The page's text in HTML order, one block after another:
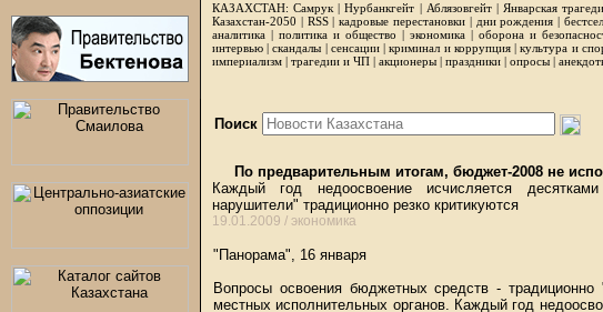
КАЗАХСТАН: Самрук |Нурбанкгейт | Аблязовгейт| Январская
Казахстан-2050 | RSS|кадровые перестановки| дни рождения |
аналитика | политика и общество | экономика | оборона и
интервью |скандалы | сенсации|криминал и коррупция|культура и
империализм | трагедии и ЧП | акционеры | праздники | опросы |
Поиск
По предварительным итогам, бюджет-2008 не
Каждый год недоосвоение исчисляется
нарушители" традиционно резко критикуются
19.01.2009 / экономика
"Панорама", 16 января
Вопросы освоения бюджетных средств -
местных исполнительных органов. Каждый год